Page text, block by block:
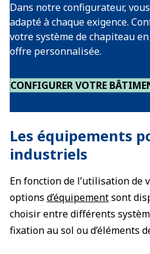
Dans notre configurateur,
adapté à chaque exigence.
votre système de chapiteau
offre personnalisée.
CONFIGURER VOTRE
Les équipements
industriels
En fonction de l’utilisation de
options d’équipementsont
choisir entre différents
fixation au sol ou d’éléments